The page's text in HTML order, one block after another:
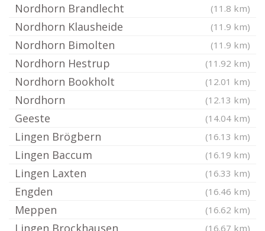
Nordhorn Brandlecht (11.8 km)
Nordhorn Klausheide (11.9 km)
Nordhorn Bimolten (11.9 km)
Nordhorn Hestrup (11.92 km)
Nordhorn Bookholt (12.01 km)
Nordhorn (12.13 km)
Geeste (14.04 km)
Lingen Brögbern (16.13 km)
Lingen Baccum (16.19 km)
Lingen Laxten (16.33 km)
Engden (16.46 km)
Meppen (16.62 km)
Lingen Brockhausen (16.67 km)